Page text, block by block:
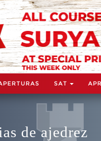
SAT
de ajedrez